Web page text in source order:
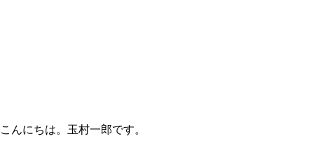
こんにちは。玉村一郎です。